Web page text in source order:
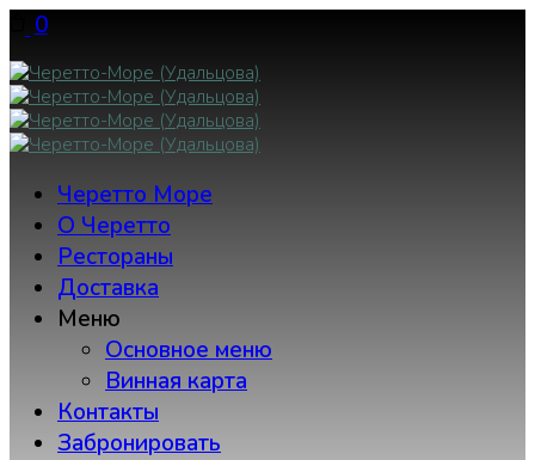
Skip
to
content
0
Черетто Море
О Черетто
Рестораны
Доставка
Меню
Основное меню
Винная карта
Контакты
Забронировать